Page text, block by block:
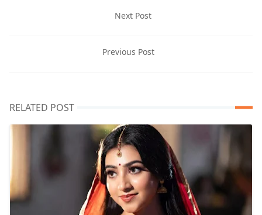
Next Post
Previous Post
RELATED POST